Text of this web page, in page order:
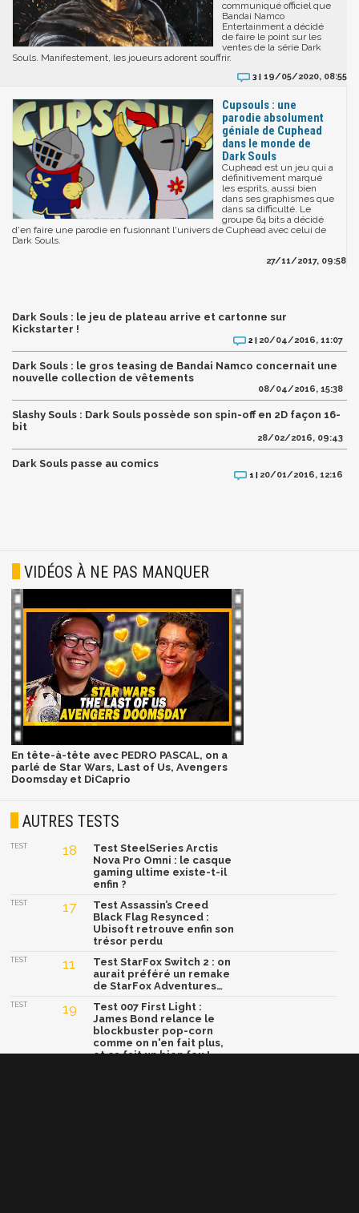
communiqué officiel que
Bandai Namco
Entertainment a décidé
de faire le point sur les
ventes de la série Dark
Souls. Manifestement, les joueurs adorent souffrir.
3 | 19/05/2020, 08:55
Cupsouls : une
parodie absolument
géniale de Cuphead
dans le monde de
Dark Souls
Cuphead est un jeu qui a
définitivement marqué
les esprits, aussi bien
dans ses graphismes que
dans sa difficulté. Le
groupe 64 bits a décidé
d'en faire une parodie en fusionnant l'univers de Cuphead avec celui de
Dark Souls.
27/11/2017, 09:58
Dark Souls : le jeu de plateau arrive et cartonne sur
Kickstarter !
2 | 20/04/2016, 11:07
Dark Souls : le gros teasing de Bandai Namco concernait une
nouvelle collection de vêtements
08/04/2016, 15:38
Slashy Souls : Dark Souls possède son spin-off en 2D façon 16-
bit
28/02/2016, 09:43
Dark Souls passe au comics
1 | 20/01/2016, 12:16
VIDÉOS À NE PAS MANQUER
En tête-à-tête avec PEDRO PASCAL, on a
parlé de Star Wars, Last of Us, Avengers
Doomsday et DiCaprio
AUTRES TESTS
TEST 18
Test SteelSeries Arctis
Nova Pro Omni : le casque
gaming ultime existe-t-il
enfin ?
TEST 17
Test Assassin’s Creed
Black Flag Resynced :
Ubisoft retrouve enfin son
trésor perdu
TEST 11
Test StarFox Switch 2 : on
aurait préféré un remake
de StarFox Adventures…
TEST 19
Test 007 First Light :
James Bond relance le
blockbuster pop-corn
comme on n'en fait plus,
et ça fait un bien fou !